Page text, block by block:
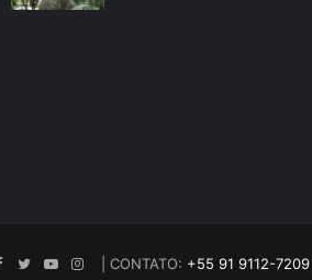
| CONTATO: +55 91 9112-7209
FacebookTwitterYouTube
Instagram